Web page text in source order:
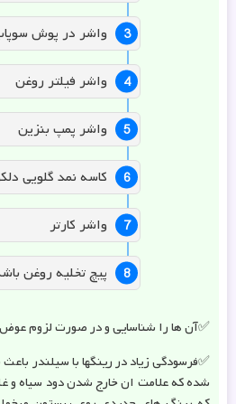
واشر در پوش
واشر فیلتر روغن
واشر پمپ بنزین
کاسه نمد گلویی
واشر کارتر
پیچ تخلیه روغن
✅آن ها را شناسایی و در صورت لزوم عوض
✅فرسودگی زیاد در رینگها با سیلندر
شده که علامت ان خارج شدن دود سیاه و